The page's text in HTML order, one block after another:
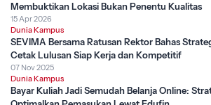
Membuktikan Lokasi Bukan Penentu Kualitas
15 Apr 2026
Dunia Kampus
SEVIMA Bersama Ratusan Rektor Bahas
Cetak Lulusan Siap Kerja dan Kompetitif
07 Nov 2025
Dunia Kampus
Bayar Kuliah Jadi Semudah Belanja Online: